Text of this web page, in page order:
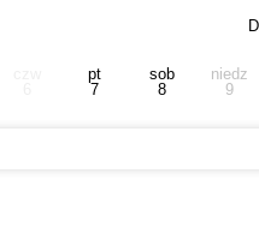
pt
7
sob
8
niedz
9